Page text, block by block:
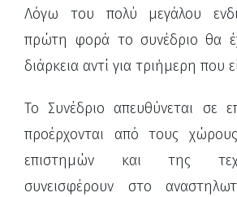
Λόγω του πολύ μεγάλου
πρώτη φορά το συνέδριο θα
διάρκεια αντί για τριήμερη που
Το Συνέδριο απευθύνεται σε
προέρχονται από τους
επιστημών και της
συνεισφέρουν στο